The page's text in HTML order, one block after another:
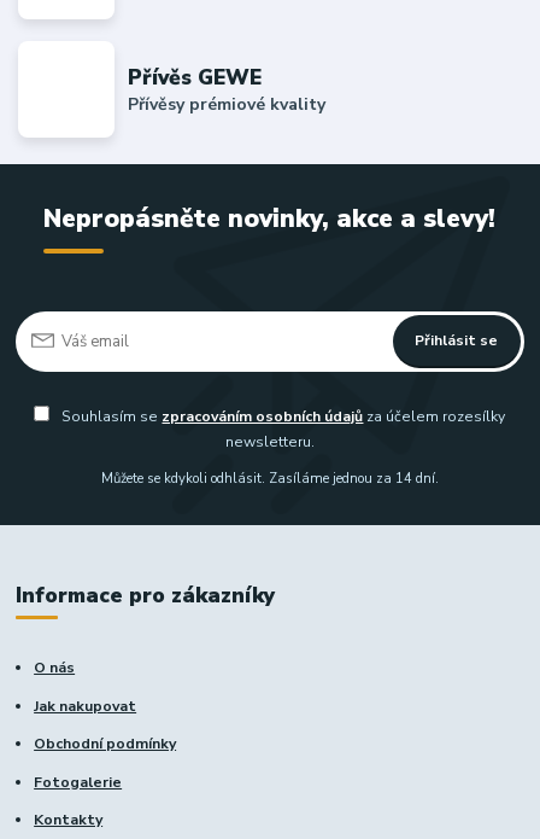
Přívěs GEWE
Přívěsy prémiové kvality
Nepropásněte novinky, akce a slevy!
Přihlásit se
Souhlasím se zpracováním osobních údajů za účelem rozesílky
newsletteru.
Můžete se kdykoli odhlásit. Zasíláme jednou za 14 dní.
Informace pro zákazníky
O nás
Jak nakupovat
Obchodní podmínky
Fotogalerie
Kontakty